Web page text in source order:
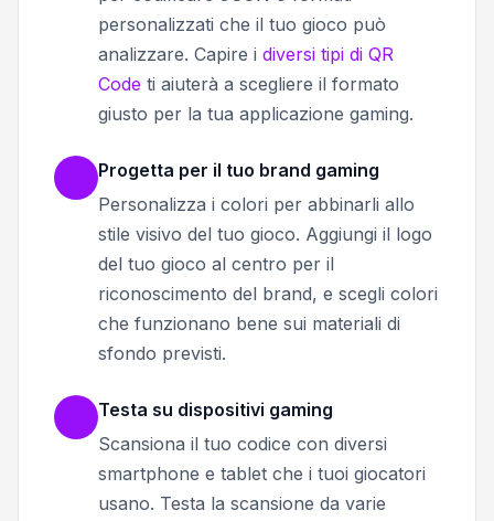
personalizzati che il tuo gioco può
analizzare. Capire i diversi tipi di QR
Code ti aiuterà a scegliere il formato
giusto per la tua applicazione gaming.
Progetta per il tuo brand gaming
Personalizza i colori per abbinarli allo
stile visivo del tuo gioco. Aggiungi il logo
del tuo gioco al centro per il
riconoscimento del brand, e scegli colori
che funzionano bene sui materiali di
sfondo previsti.
Testa su dispositivi gaming
Scansiona il tuo codice con diversi
smartphone e tablet che i tuoi giocatori
usano. Testa la scansione da varie